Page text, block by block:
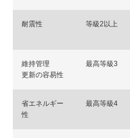
耐震性 等級2以上
維持管理
更新の容易性
最高等級3
省エネルギー
性
最高等級4